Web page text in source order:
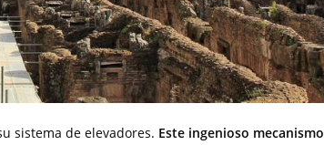
sistema de elevadores. Este ingenioso mecanismo